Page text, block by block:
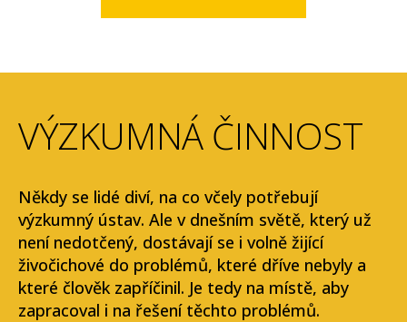
VÝZKUMNÁ ČINNOST
Někdy se lidé diví, na co včely potřebují
výzkumný ústav. Ale v dnešním světě, který už
není nedotčený, dostávají se i volně žijící
živočichové do problémů, které dříve nebyly a
které člověk zapříčinil. Je tedy na místě, aby
zapracoval i na řešení těchto problémů.